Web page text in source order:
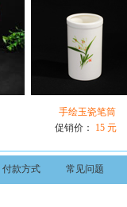
手绘玉瓷笔筒
促销价：
15 元
付款方式 常见问题